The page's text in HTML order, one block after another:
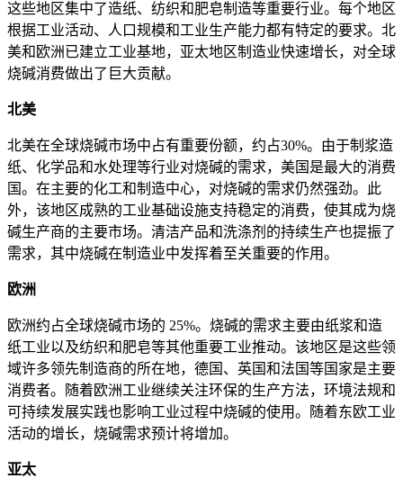
这些地区集中了造纸、纺织和肥皂制造等重要行业。每个地区
根据工业活动、人口规模和工业生产能力都有特定的要求。北
美和欧洲已建立工业基地，亚太地区制造业快速增长，对全球
烧碱消费做出了巨大贡献。
北美
北美在全球烧碱市场中占有重要份额，约占30%。由于制浆造
纸、化学品和水处理等行业对烧碱的需求，美国是最大的消费
国。在主要的化工和制造中心，对烧碱的需求仍然强劲。此
外，该地区成熟的工业基础设施支持稳定的消费，使其成为烧
碱生产商的主要市场。清洁产品和洗涤剂的持续生产也提振了
需求，其中烧碱在制造业中发挥着至关重要的作用。
欧洲
欧洲约占全球烧碱市场的 25%。烧碱的需求主要由纸浆和造
纸工业以及纺织和肥皂等其他重要工业推动。该地区是这些领
域许多领先制造商的所在地，德国、英国和法国等国家是主要
消费者。随着欧洲工业继续关注环保的生产方法，环境法规和
可持续发展实践也影响工业过程中烧碱的使用。随着东欧工业
活动的增长，烧碱需求预计将增加。
亚太